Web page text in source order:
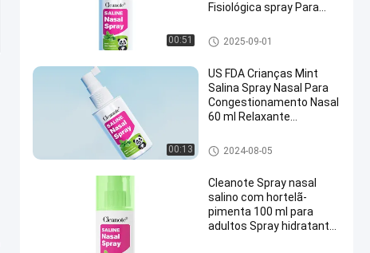
00:51
Fisiológica spray Para
Refrescante Suave
pulverizador nasal salino
2025-09-01
00:13
US FDA Crianças Mint
Salina Spray Nasal Para
Congestionamento Nasal
60 ml Relaxante
Spray nasal salino para conge
stão
2024-08-05
Cleanote Spray nasal
salino com hortelã-
pimenta 100 ml para
adultos Spray hidratante